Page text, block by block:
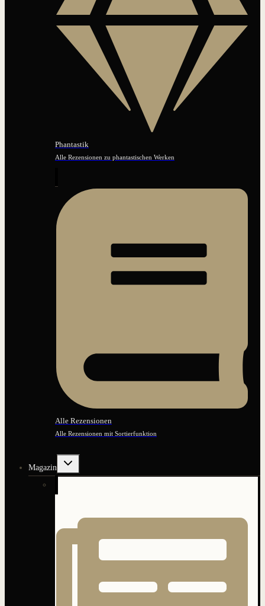
Phantastik
Alle Rezensionen zu phantastischen Werken
Alle Rezensionen
Alle Rezensionen mit Sortierfunktion
Magazin
Untermenü
umschalten